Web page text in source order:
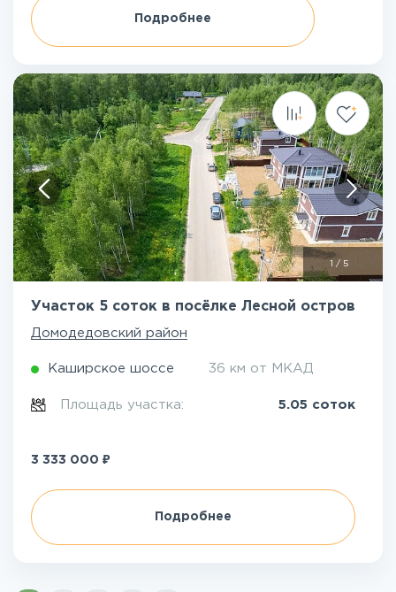
Подробнее
/ 5
Участок 5 соток в посёлке Лесной остров
Домодедовский район
Каширское шоссе 36 км от МКАД
Площадь участка: 5.05 соток
3 333 000 ₽
Подробнее